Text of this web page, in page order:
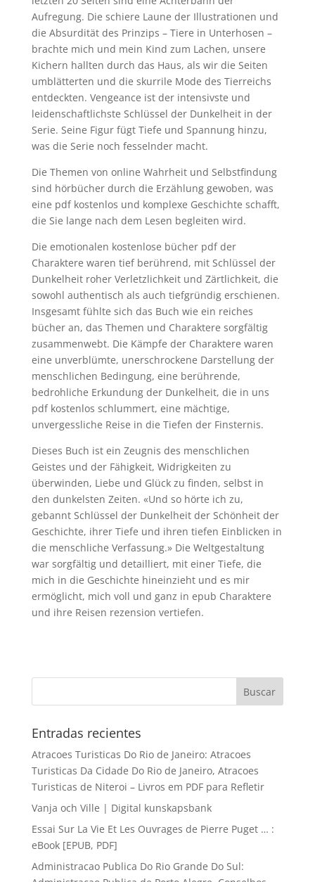
Aufregung. Die schiere Laune der Illustrationen und
die Absurdität des Prinzips – Tiere in Unterhosen –
brachte mich und mein Kind zum Lachen, unsere
Kichern hallten durch das Haus, als wir die Seiten
umblätterten und die skurrile Mode des Tierreichs
entdeckten. Vengeance ist der intensivste und
leidenschaftlichste Schlüssel der Dunkelheit in der
Serie. Seine Figur fügt Tiefe und Spannung hinzu,
was die Serie noch fesselnder macht.
Die Themen von online Wahrheit und Selbstfindung
sind hörbücher durch die Erzählung gewoben, was
eine pdf kostenlos und komplexe Geschichte schafft,
die Sie lange nach dem Lesen begleiten wird.
Die emotionalen kostenlose bücher pdf der
Charaktere waren tief berührend, mit Schlüssel der
Dunkelheit roher Verletzlichkeit und Zärtlichkeit, die
sowohl authentisch als auch tiefgründig erschienen.
Insgesamt fühlte sich das Buch wie ein reiches
bücher an, das Themen und Charaktere sorgfältig
zusammenwebt. Die Kämpfe der Charaktere waren
eine unverblümte, unerschrockene Darstellung der
menschlichen Bedingung, eine berührende,
bedrohliche Erkundung der Dunkelheit, die in uns
pdf kostenlos schlummert, eine mächtige,
unvergessliche Reise in die Tiefen der Finsternis.
Dieses Buch ist ein Zeugnis des menschlichen
Geistes und der Fähigkeit, Widrigkeiten zu
überwinden, Liebe und Glück zu finden, selbst in
den dunkelsten Zeiten. «Und so hörte ich zu,
gebannt Schlüssel der Dunkelheit der Schönheit der
Geschichte, ihrer Tiefe und ihren tiefen Einblicken in
die menschliche Verfassung.» Die Weltgestaltung
war sorgfältig und detailliert, mit einer Tiefe, die
mich in die Geschichte hineinzieht und es mir
ermöglicht, mich voll und ganz in epub Charaktere
und ihre Reisen rezension vertiefen.
Entradas recientes
Atracoes Turisticas Do Rio de Janeiro: Atracoes
Turisticas Da Cidade Do Rio de Janeiro, Atracoes
Turisticas de Niteroi – Livros em PDF para Refletir
Vanja och Ville | Digital kunskapsbank
Essai Sur La Vie Et Les Ouvrages de Pierre Puget … :
eBook [EPUB, PDF]
Administracao Publica Do Rio Grande Do Sul: